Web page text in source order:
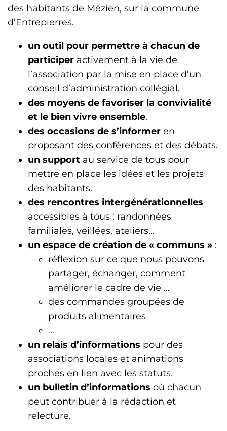
des habitants de Mézien, sur la commune
d’Entrepierres.
un outil pour permettre à chacun de
participer activement à la vie de
l’association par la mise en place d’un
conseil d’administration collégial.
des moyens de favoriser la convivialité
et le bien vivre ensemble.
des occasions de s’informer en
proposant des conférences et des débats.
un support au service de tous pour
mettre en place les idées et les projets
des habitants.
des rencontres intergénérationnelles
accessibles à tous : randonnées
familiales, veillées, ateliers…
un espace de création de « communs » :
réflexion sur ce que nous pouvons
partager, échanger, comment
améliorer le cadre de vie …
des commandes groupées de
produits alimentaires
…
un relais d’informations pour des
associations locales et animations
proches en lien avec les statuts.
un bulletin d’informations où chacun
peut contribuer à la rédaction et
relecture.